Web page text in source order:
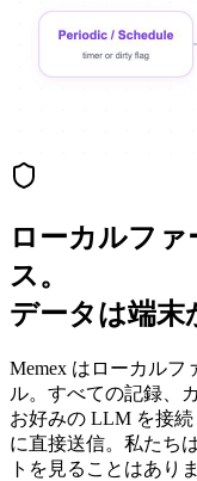
ローカルフ
ス。
データは端末
Memex はローカル
ル。すべての記録、
お好みの LLM を接
に直接送信。私たち
トを見ることはあり